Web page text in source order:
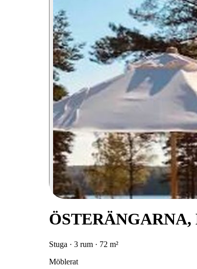
Stuga · 3 rum · 72 m²
Möblerat